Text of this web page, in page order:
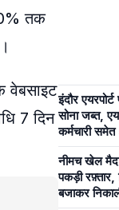
तक
वेबसाइट
7 दिन
इंदौर
सोना जब्त,
कर्मचारी समेत
गिरफ्तार
नीमच खेल
पकड़ी रफ़्तार,
बजाकर